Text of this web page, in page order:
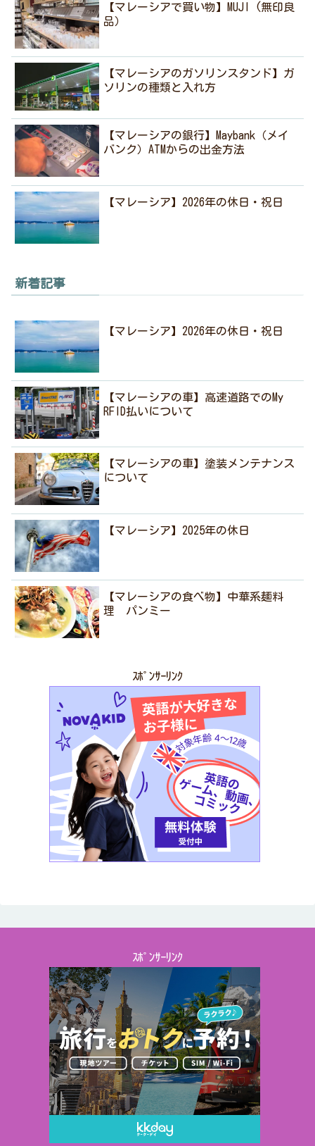
【マレーシアで買い物】MUJI (無印良
品）
【マレーシアのガソリンスタンド】ガ
ソリンの種類と入れ方
【マレーシアの銀行】Maybank（メイ
バンク）ATMからの出金方法
【マレーシア】2026年の休日・祝日
新着記事
【マレーシア】2026年の休日・祝日
【マレーシアの車】高速道路でのMy
RFID払いについて
【マレーシアの車】塗装メンテナンス
について
【マレーシア】2025年の休日
【マレーシアの食べ物】中華系麺料
理 パンミー
ｽﾎﾟﾝｻｰﾘﾝｸ
ｽﾎﾟﾝｻｰﾘﾝｸ